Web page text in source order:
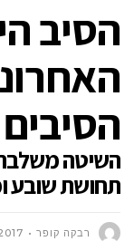
הסיב
השיטה
תחושת שובע
רבקה קופר 25/11/2017